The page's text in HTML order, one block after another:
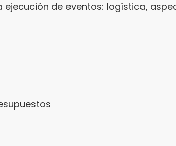
de eventos: logística,